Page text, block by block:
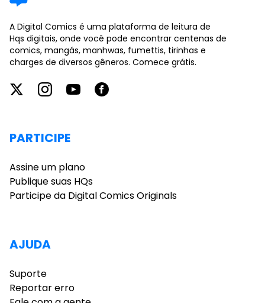
A Digital Comics é uma plataforma de leitura de
Hqs digitais, onde você pode encontrar centenas de
comics, mangás, manhwas, fumettis, tirinhas e
charges de diversos gêneros. Comece grátis.
PARTICIPE
Assine um plano
Publique suas HQs
Participe da Digital Comics Originals
AJUDA
Suporte
Reportar erro